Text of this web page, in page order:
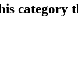
category